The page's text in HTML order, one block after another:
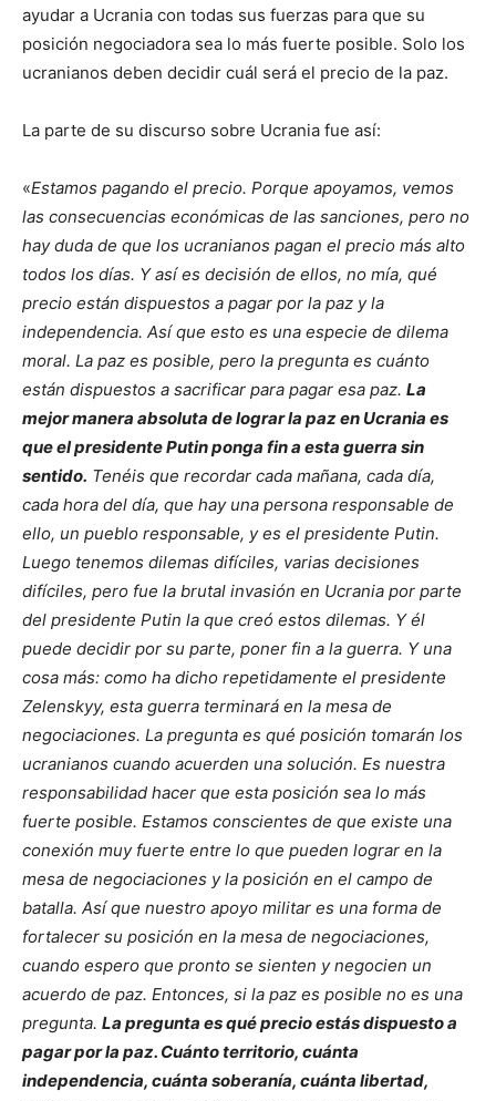
ayudar a Ucrania con todas sus fuerzas para que su
posición negociadora sea lo más fuerte posible. Solo los
ucranianos deben decidir cuál será el precio de la paz.
La parte de su discurso sobre Ucrania fue así:
«Estamos pagando el precio. Porque apoyamos, vemos
las consecuencias económicas de las sanciones, pero no
hay duda de que los ucranianos pagan el precio más alto
todos los días. Y así es decisión de ellos, no mía, qué
precio están dispuestos a pagar por la paz y la
independencia. Así que esto es una especie de dilema
moral. La paz es posible, pero la pregunta es cuánto
están dispuestos a sacrificar para pagar esa paz. La
mejor manera absoluta de lograr la paz en Ucrania es
que el presidente Putin ponga fin a esta guerra sin
sentido. Tenéis que recordar cada mañana, cada día,
cada hora del día, que hay una persona responsable de
ello, un pueblo responsable, y es el presidente Putin.
Luego tenemos dilemas difíciles, varias decisiones
difíciles, pero fue la brutal invasión en Ucrania por parte
del presidente Putin la que creó estos dilemas. Y él
puede decidir por su parte, poner fin a la guerra. Y una
cosa más: como ha dicho repetidamente el presidente
Zelenskyy, esta guerra terminará en la mesa de
negociaciones. La pregunta es qué posición tomarán los
ucranianos cuando acuerden una solución. Es nuestra
responsabilidad hacer que esta posición sea lo más
fuerte posible. Estamos conscientes de que existe una
conexión muy fuerte entre lo que pueden lograr en la
mesa de negociaciones y la posición en el campo de
batalla. Así que nuestro apoyo militar es una forma de
fortalecer su posición en la mesa de negociaciones,
cuando espero que pronto se sienten y negocien un
acuerdo de paz. Entonces, si la paz es posible no es una
pregunta. La pregunta es qué precio estás dispuesto a
pagar por la paz. Cuánto territorio, cuánta
independencia, cuánta soberanía, cuánta libertad,